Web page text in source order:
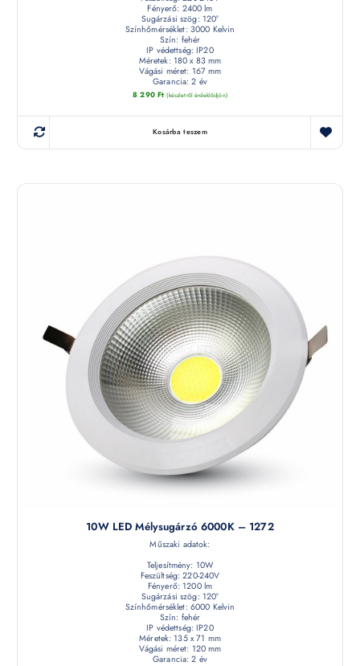
Fényerő: 2400 lm
Sugárzási szög: 120°
Színhőmérséklet: 3000 Kelvin
Szín: fehér
IP védettség: IP20
Méretek: 180 x 83 mm
Vágási méret: 167 mm
Garancia: 2 év
8 290 Ft (készletről érdeklődjön)
Kosárba teszem
10W LED Mélysugárzó 6000K – 1272
Műszaki adatok:
Teljesítmény: 10W
Feszültség: 220-240V
Fényerő: 1200 lm
Sugárzási szög: 120°
Színhőmérséklet: 6000 Kelvin
Szín: fehér
IP védettség: IP20
Méretek: 135 x 71 mm
Vágási méret: 120 mm
Garancia: 2 év